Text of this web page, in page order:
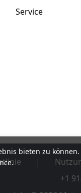
bieten zu
Service
|
+1